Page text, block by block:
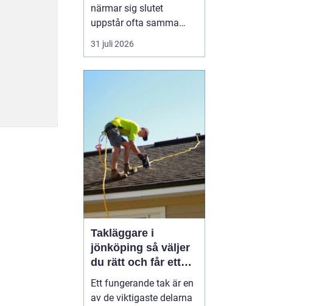
närmar sig slutet
uppstår ofta samma
fråga: är entreprenaden
verkligen utförd så som
ger ett tydligt svar.
Genom en strukturerad
genomgån...
31 juli 2026
Takläggare i
jönköping så väljer
du rätt och får ett
tak som håller
Ett fungerande tak är en
av de viktigaste delarna